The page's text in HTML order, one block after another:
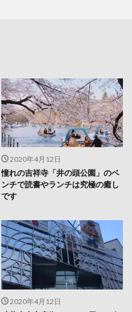
2020年4月12日
憧れの吉祥寺「井の頭公園」のベ
ンチで読書やランチは究極の癒し
です
2020年4月12日